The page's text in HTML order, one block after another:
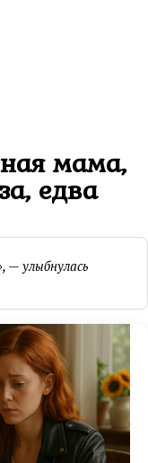
мама,
едва
— улыбнулась